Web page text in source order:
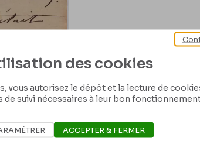
des cookies
vous autorisez le dépôt et la lecture de
de suivi nécessaires à leur bon
ACCEPTER & FERMER